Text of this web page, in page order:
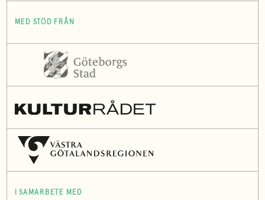
MED STÖD FRÅN
I SAMARBETE MED